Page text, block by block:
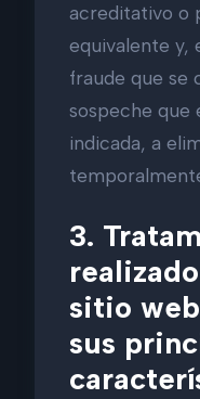
acreditativo o
equivalente y,
fraude que se
sospeche que
indicada, a
3.
sitio
sus